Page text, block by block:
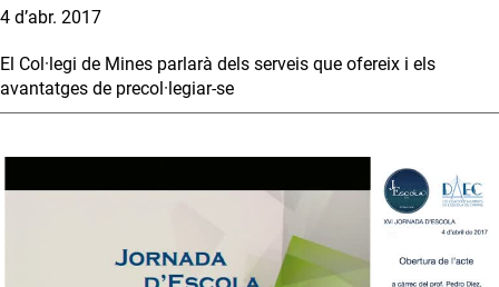
4 d’abr. 2017
El Col·legi de Mines parlarà dels serveis que ofereix i els
avantatges de precol·legiar-se